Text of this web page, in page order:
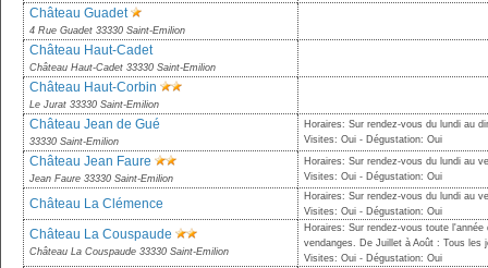
Château Guadet
4 Rue Guadet 33330 Saint-Emilion
Château Haut-Cadet
Château Haut-Cadet 33330 Saint-Emilion
Château Haut-Corbin
Le Jurat 33330 Saint-Emilion
Château Jean de Gué
33330 Saint-Emilion
Horaires: Sur rendez-vous du lundi au
Visites: Oui - Dégustation: Oui
Château Jean Faure
Jean Faure 33330 Saint-Emilion
Horaires: Sur rendez-vous du lundi au
Visites: Oui - Dégustation: Oui
Château La Clémence
Horaires: Sur rendez-vous du lundi au
Visites: Oui - Dégustation: Oui
Château La Couspaude
Château La Couspaude 33330 Saint-Emilion
Horaires: Sur rendez-vous toute
vendanges. De Juillet à Août : Tous les
Visites: Oui - Dégustation: Oui